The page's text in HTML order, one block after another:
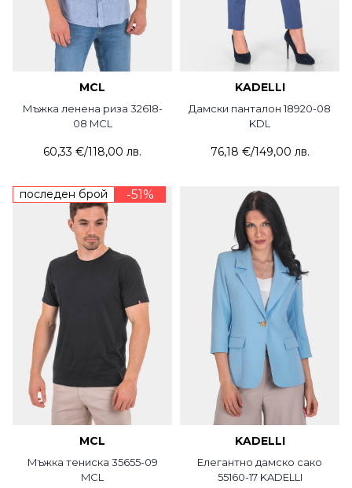
MCL
Мъжка ленена риза 32618-
08 MCL
60,33 €/118,00 лв.
KADELLI
Дамски панталон 18920-08
KDL
76,18 €/149,00 лв.
последен брой -51%
MCL
Мъжка тениска 35655-09
MCL
KADELLI
Елегантно дамско сако
55160-17 KADELLI